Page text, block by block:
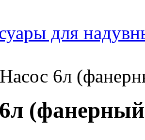
для
6л